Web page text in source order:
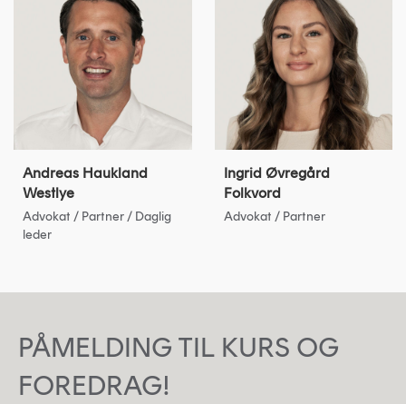
Andreas Haukland
Westlye
Advokat / Partner / Daglig
leder
Ingrid Øvregård
Folkvord
Advokat / Partner
PÅMELDING TIL KURS OG
FOREDRAG!